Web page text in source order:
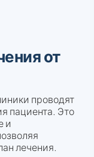
от
проводят
пациента. Это
и
лечения.